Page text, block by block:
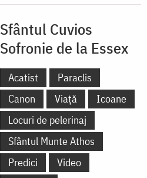
Sfântul Cuvios
Sofronie de la Essex
Acatist
Paraclis
Canon
Viață
Icoane
Locuri de pelerinaj
Sfântul Munte Athos
Predici
Video